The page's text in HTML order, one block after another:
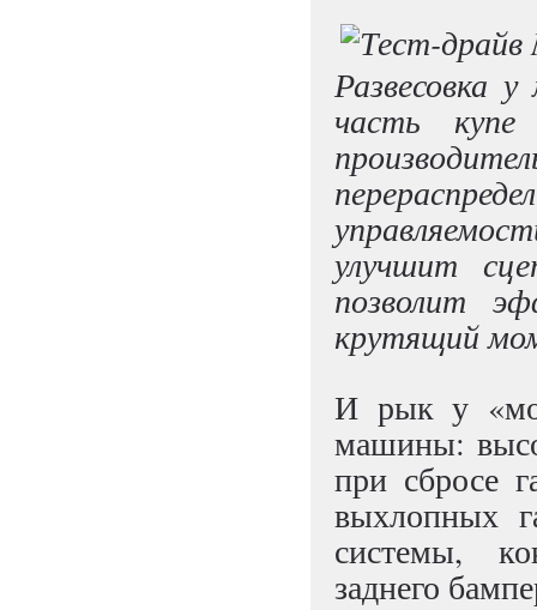
Развесовка
часть купе
улучшит
позволит
крутящий
И рык у
машины:
при сбросе
выхлопных
системы,
заднего